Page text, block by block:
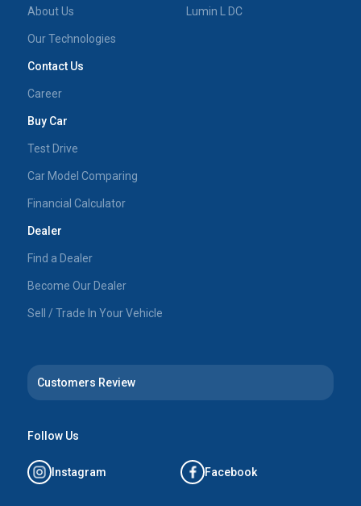
About Us
Our Technologies
Contact Us
Career
Buy Car
Test Drive
Car Model Comparing
Financial Calculator
Dealer
Find a Dealer
Become Our Dealer
Sell / Trade In Your Vehicle
Lumin L DC
Customers Review
Follow Us
Instagram Facebook